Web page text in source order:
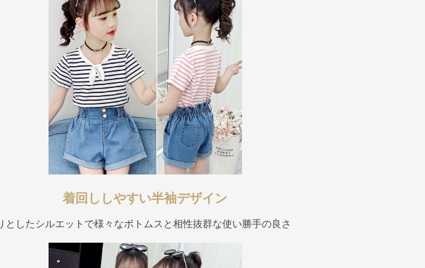
着回ししやすい半袖デザイン
としたシルエットで様々なボトムスと相性抜群な使い勝手の良さ